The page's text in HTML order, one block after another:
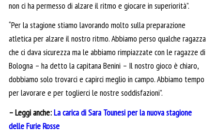
non ci ha permesso di alzare il ritmo e giocare in superiorità”.
“Per la stagione stiamo lavorando molto sulla preparazione
atletica per alzare il nostro ritmo. Abbiamo perso qualche ragazza
che ci dava sicurezza ma le abbiamo rimpiazzate con le ragazze di
Bologna – ha detto la capitana Benini – Il nostro gioco è chiaro,
dobbiamo solo trovarci e capirci meglio in campo. Abbiamo tempo
per lavorare e per toglierci le nostre soddisfazioni”.
– Leggi anche:La carica di Sara Tounesi per la nuova stagione
delle Furie Rosse